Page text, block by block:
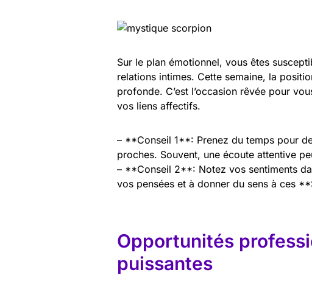
Sur le plan émotionnel, vous êtes
relations intimes. Cette semaine, la
profonde. C’est l’occasion rêvée pour
vos liens affectifs.
– **Conseil 1**: Prenez du temps pour
proches. Souvent, une écoute attentive
– **Conseil 2**: Notez vos sentiments
vos pensées et à donner du sens à ces
Opportunités
puissantes